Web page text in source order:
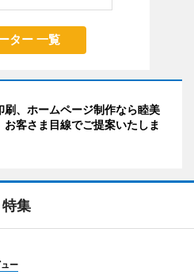
ター 一覧
刷、ホームページ制作なら睦美
お客さま目線でご提案いたしま
特集
ー